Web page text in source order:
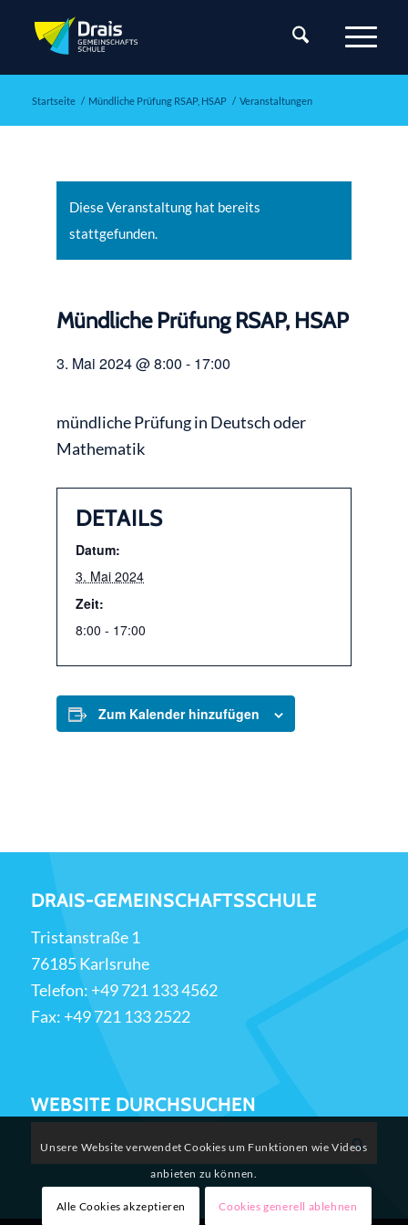
Startseite / Mündliche Prüfung RSAP, HSAP / Veranstaltungen
Diese Veranstaltung hat bereits
stattgefunden.
Mündliche Prüfung RSAP, HSAP
3. Mai 2024 @ 8:00 - 17:00
mündliche Prüfung in Deutsch oder
Mathematik
DETAILS
Datum:
3. Mai 2024
Zeit:
8:00 - 17:00
Zum Kalender hinzufügen
DRAIS-GEMEINSCHAFTSSCHULE
Tristanstraße 1
76185 Karlsruhe
Telefon: +49 721 133 4562
Fax: +49 721 133 2522
WEBSITE DURCHSUCHEN
Unsere Website verwendet Cookies um Funktionen wie Videos
anbieten zu können.
Alle Cookies akzeptieren Cookies generell ablehnen